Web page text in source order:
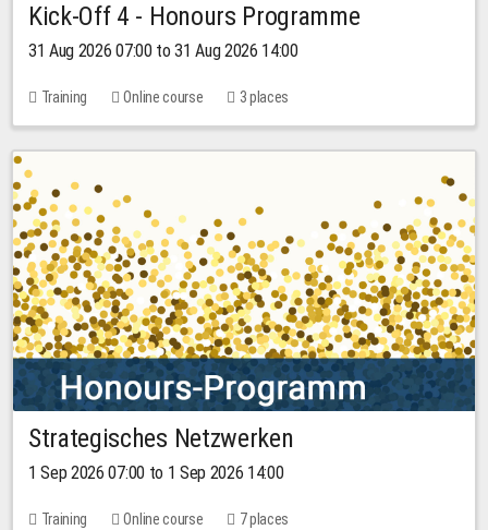
Kick-Off 4 - Honours Programme
31 Aug 2026 07:00 to 31 Aug 2026 14:00
Training Online course 3 places
Strategisches Netzwerken
1 Sep 2026 07:00 to 1 Sep 2026 14:00
Training Online course 7 places